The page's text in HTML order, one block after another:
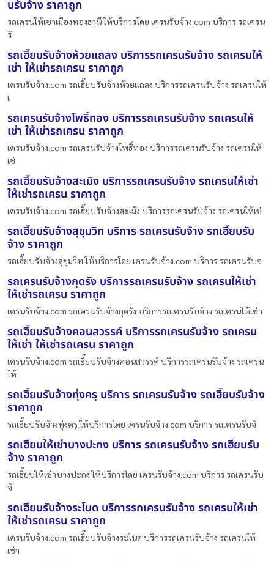
บรับจ้าง ราคาถูก
รถเครนให้เช่าเมืองทองธานี ให้บริการโดย เครนรับจ้าง.com บริการ รถเครน
รั
รถเฮี๊ยบรับจ้างห้วยแถลง บริการรถเครนรับจ้าง รถเครนให้
เช่า ให้เช่ารถเครน ราคาถูก
เครนรับจ้าง.com รถเฮี๊ยบรับจ้างห้วยแถลง บริการรถเครนรับจ้าง รถเครนให้
เ
รถเครนรับจ้างโพธิ์ทอง บริการรถเครนรับจ้าง รถเครนให้
เช่า ให้เช่ารถเครน ราคาถูก
เครนรับจ้าง.com รถเครนรับจ้างโพธิ์ทอง บริการรถเครนรับจ้าง รถเครนให้
เช่
รถเฮี๊ยบรับจ้างสะเมิง บริการรถเครนรับจ้าง รถเครนให้เช่า
ให้เช่ารถเครน ราคาถูก
เครนรับจ้าง.com รถเฮี๊ยบรับจ้างสะเมิง บริการรถเครนรับจ้าง รถเครนให้เช่
รถเฮี๊ยบรับจ้างสุขุมวิท บริการ รถเครนรับจ้าง รถเฮี๊ยบรับ
จ้าง ราคาถูก
รถเฮี๊ยบรับจ้างสุขุมวิท ให้บริการโดย เครนรับจ้าง.com บริการ รถเครนรับจ
รถเครนรับจ้างกุดรัง บริการรถเครนรับจ้าง รถเครนให้เช่า
ให้เช่ารถเครน ราคาถูก
เครนรับจ้าง.com รถเครนรับจ้างกุดรัง บริการรถเครนรับจ้าง รถเครนให้เช่า
รถเฮี๊ยบรับจ้างคอนสวรรค์ บริการรถเครนรับจ้าง รถเครน
ให้เช่า ให้เช่ารถเครน ราคาถูก
เครนรับจ้าง.com รถเฮี๊ยบรับจ้างคอนสวรรค์ บริการรถเครนรับจ้าง รถเครน
ให้
รถเฮี๊ยบรับจ้างทุ่งครุ บริการ รถเครนรับจ้าง รถเฮี๊ยบรับจ้าง
ราคาถูก
รถเฮี๊ยบรับจ้างทุ่งครุ ให้บริการโดย เครนรับจ้าง.com บริการ รถเครนรับจ้
รถเฮี๊ยบให้เช่าบางปะกง บริการ รถเครนรับจ้าง รถเฮี๊ยบรับ
จ้าง ราคาถูก
รถเฮี๊ยบให้เช่าบางปะกง ให้บริการโดย เครนรับจ้าง.com บริการ รถเครนรับ
จ้
รถเฮี๊ยบรับจ้างระโนด บริการรถเครนรับจ้าง รถเครนให้เช่า
ให้เช่ารถเครน ราคาถูก
เครนรับจ้าง.com รถเฮี๊ยบรับจ้างระโนด บริการรถเครนรับจ้าง รถเครนให้
เช่า